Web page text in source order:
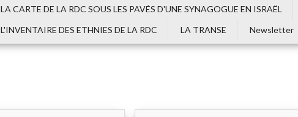
LA CARTE DE LA RDC SOUS LES PAVÉS D'UNE SYNAGOGUE EN ISRAËL
L'INVENTAIRE DES ETHNIES DE LA RDC
LA TRANSE Newsletter